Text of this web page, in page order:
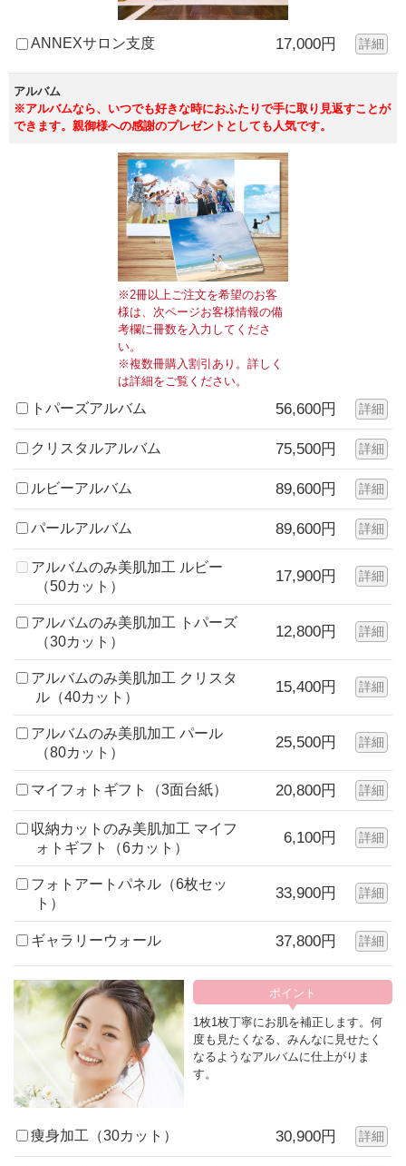
ANNEXサロン支度 17,000円 詳細
アルバム
※アルバムなら、いつでも好きな時におふたりで手に取り見返すことが
できます。親御様への感謝のプレゼントとしても人気です。
※2冊以上ご注文を希望のお客
様は、次ページお客様情報の備
考欄に冊数を入力してくださ
い。
※複数冊購入割引あり。詳しく
は詳細をご覧ください。
トパーズアルバム 56,600円 詳細
クリスタルアルバム 75,500円 詳細
ルビーアルバム 89,600円 詳細
パールアルバム 89,600円 詳細
アルバムのみ美肌加工 ルビー
（50カット）
17,900円 詳細
アルバムのみ美肌加工 トパーズ
（30カット）
12,800円 詳細
アルバムのみ美肌加工 クリスタ
ル（40カット）
15,400円 詳細
アルバムのみ美肌加工 パール
（80カット）
25,500円 詳細
マイフォトギフト（3面台紙） 20,800円 詳細
収納カットのみ美肌加工 マイフ
ォトギフト（6カット）
6,100円 詳細
フォトアートパネル（6枚セッ
ト）
33,900円 詳細
ギャラリーウォール 37,800円 詳細
1枚1枚丁寧にお肌を補正します。何
度も見たくなる、みんなに見せたく
なるようなアルバムに仕上がりま
す。
痩身加工（30カット） 30,900円 詳細